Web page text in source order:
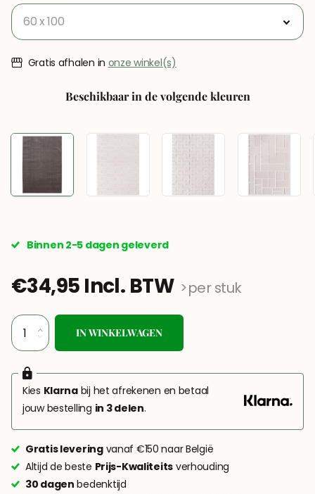
Gratis afhalen in onze winkel(s)
Beschikbaar in de volgende kleuren
Binnen 2-5 dagen geleverd
€34,95 Incl. BTW >per stuk
IN WINKELWAGEN
Kies Klarnabij het afrekenen en betaal
jouw bestelling in 3 delen.
Gratis leveringvanaf €150 naar België
Altijd de beste Prijs-Kwaliteits verhouding
30 dagen bedenktijd